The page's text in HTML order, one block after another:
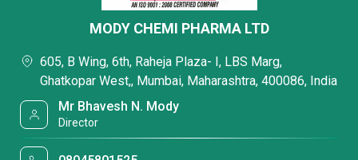
MODY CHEMI PHARMA LTD
605, B Wing, 6th, Raheja Plaza- I, LBS Marg,
Ghatkopar West,, Mumbai, Maharashtra, 400086, India
Mr Bhavesh N. Mody
Director